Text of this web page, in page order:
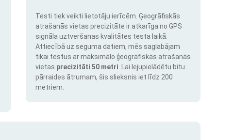
Testi tiek veikti lietotāju ierīcēm. Ģeogrāfiskās
atrašanās vietas precizitāte ir atkarīga no GPS
signāla uztveršanas kvalitātes testa laikā.
Attiecībā uz seguma datiem, mēs saglabājam
tikai testus ar maksimālo ģeogrāfiskās atrašanās
vietas precizitāti 50 metri . Lai lejupielādētu bitu
pārraides ātrumam, šis slieksnis iet līdz 200
metriem.